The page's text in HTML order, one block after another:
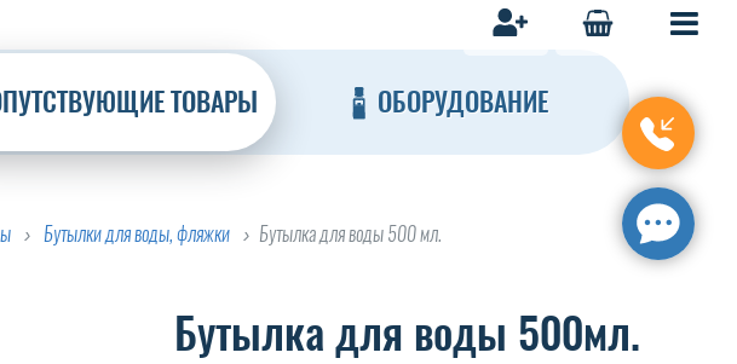
ТОВАРЫ ОБОРУДОВАНИЕ
Бутылки для воды, фляжки Бутылка для воды 500 мл.
Бутылка для воды 500мл.